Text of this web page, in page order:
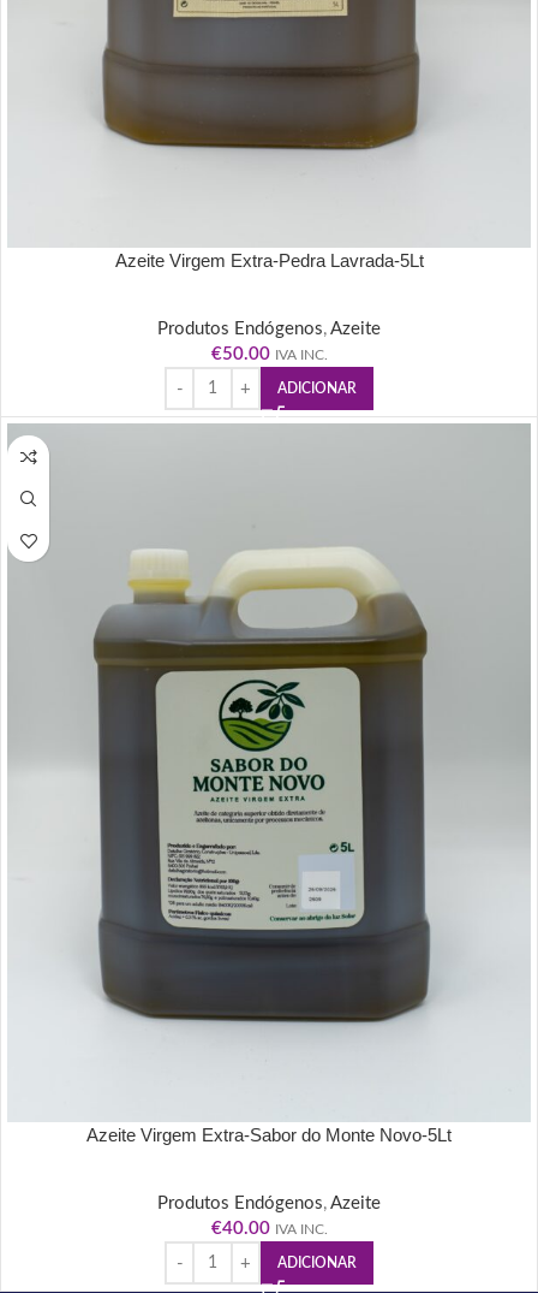
Azeite Virgem Extra-Pedra Lavrada-5Lt
Produtos Endógenos, Azeite
€50.00 IVA INC.
ADICIONAR
Azeite Virgem Extra-Sabor do Monte Novo-5Lt
Produtos Endógenos, Azeite
€40.00 IVA INC.
ADICIONAR